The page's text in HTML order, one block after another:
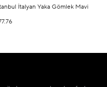
İtalyan Yaka Gömlek Mavi